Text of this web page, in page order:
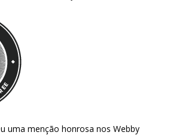
uma menção honrosa nos Webby